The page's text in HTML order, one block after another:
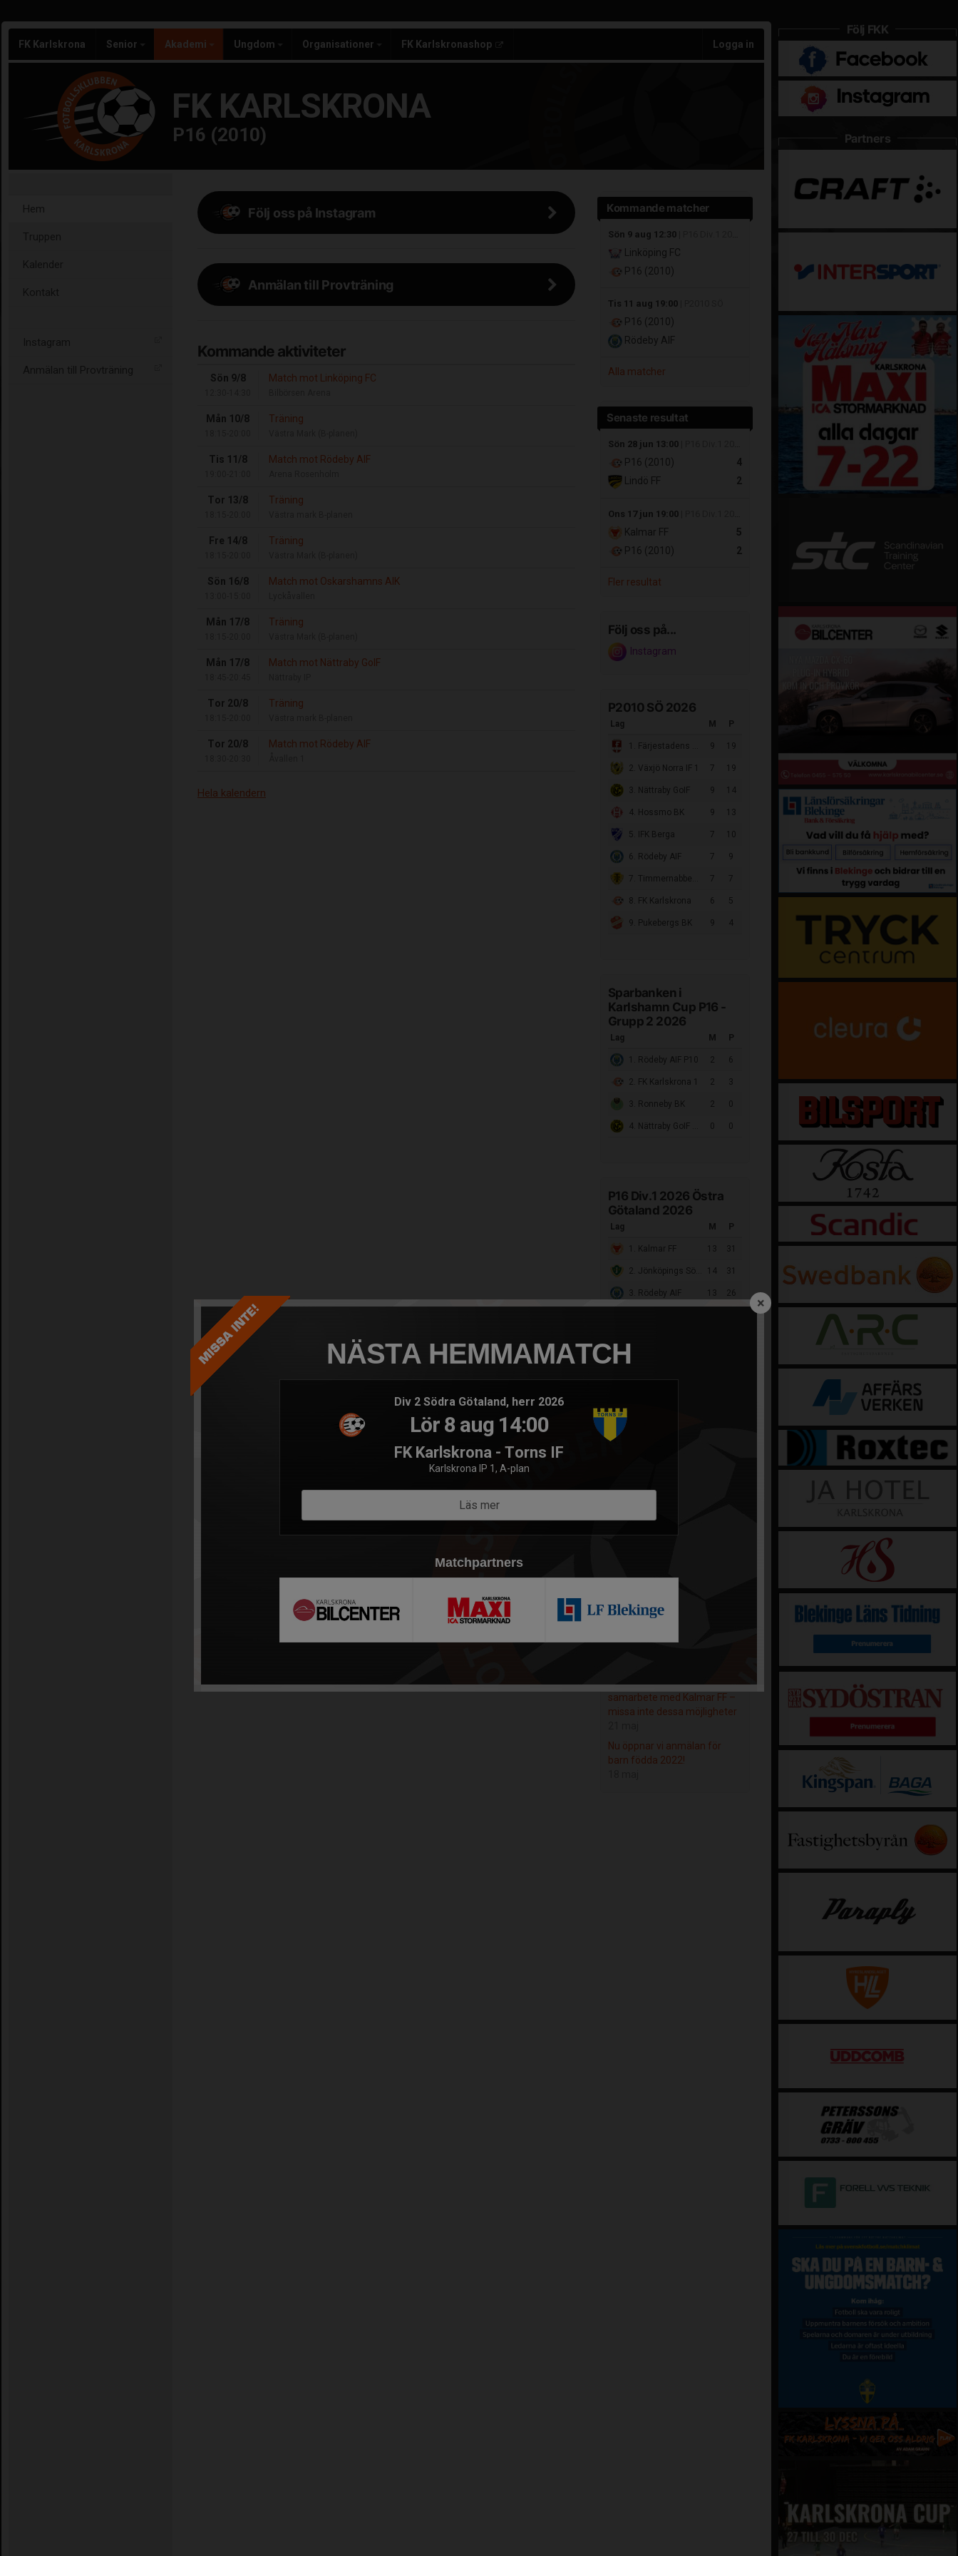
FK Karlskrona Senior Akademi Ungdom Organisationer FK Karlskronashop Logga in
FK KARLSKRONA
P16 (2010)
Hem
×
NÄSTA HEMMAMATCH
Div 2 Södra Götaland, herr 2026
Lör 8 aug 14:00
FK Karlskrona - Torns IF
Karlskrona IP 1, A-plan
Läs mer
Matchpartners
Kommande matcher
Sön 9 aug 12:30
Linköping FC
P16 (2010)
Tis 11 aug 19:00
P16 (2010)
Rödeby AIF
Alla matcher
Senaste resultat
Sön 28 jun 13:00
4
P16 (2010)
2
Lindö FF
Ons 17 jun 19:00
5
Kalmar FF
2
P16 (2010)
Fler resultat
Följ oss på...
Instagram
P2010 SÖ 2026
Lag M P
1. Färjestadens GOIF 9 19
2. Växjö Norra IF 1 7 19
3. Nättraby GoIF 9 14
4. Hossmo BK 9 13
5. IFK Berga 7 10
6. Rödeby AIF 7 9
7. Timmernabbens IF 7 7
8. FK Karlskrona 6 5
9. Pukebergs BK 9 4
Sparbanken i
Karlshamn Cup P16 -
Grupp 2 2026
Lag M P
1. Rödeby AIF P10 2 6
2. FK Karlskrona 1 2 3
3. Ronneby BK 2 0
4. Nättraby GoIF P2010 0 0
P16 Div.1 2026 Östra
Götaland 2026
Lag M P
1. Kalmar FF 13 31
2. Jönköpings Södra IF 14 31
3. Rödeby AIF 13 26
7. Smedby AIS
9. Lindö FF
Nyheter från
föreningen
25 jul
Tränarfortbildning i
samarbete med Kalmar FF –
missa inte dessa möjligheter
Nu öppnar vi anmälan för
barn födda 2022!
Följ oss på Instagram
Anmälan till Provträning
Kommande aktiviteter
Sön 9/8 Match mot Linköping FC
Mån 10/8 Träning
Tis 11/8 Match mot Rödeby AIF
Tor 13/8 Träning
Fre 14/8 Träning
Sön 16/8 Match mot Oskarshamns AIK
Mån 17/8 Träning
Mån 17/8 Match mot Nättraby GoIF
Tor 20/8 Träning
Tor 20/8 Match mot Rödeby AIF
Hela kalendern
Följ FKK
Partners